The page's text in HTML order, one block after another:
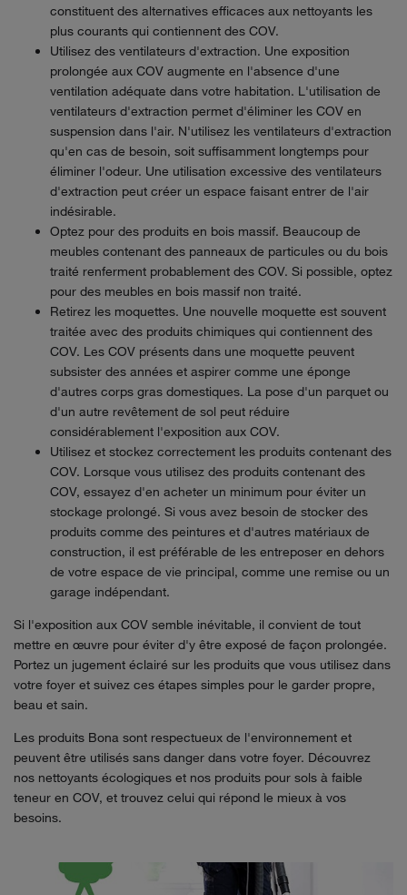
constituent des alternatives efficaces aux nettoyants les
plus courants qui contiennent des COV.
Utilisez des ventilateurs d'extraction. Une exposition
prolongée aux COV augmente en l'absence d'une
ventilation adéquate dans votre habitation. L'utilisation de
ventilateurs d'extraction permet d'éliminer les COV en
suspension dans l'air. N'utilisez les ventilateurs d'extraction
qu'en cas de besoin, soit suffisamment longtemps pour
éliminer l'odeur. Une utilisation excessive des ventilateurs
d'extraction peut créer un espace faisant entrer de l'air
indésirable.
Optez pour des produits en bois massif. Beaucoup de
meubles contenant des panneaux de particules ou du bois
traité renferment probablement des COV. Si possible, optez
pour des meubles en bois massif non traité.
Retirez les moquettes. Une nouvelle moquette est souvent
traitée avec des produits chimiques qui contiennent des
COV. Les COV présents dans une moquette peuvent
subsister des années et aspirer comme une éponge
d'autres corps gras domestiques. La pose d'un parquet ou
d'un autre revêtement de sol peut réduire
considérablement l'exposition aux COV.
Utilisez et stockez correctement les produits contenant des
COV. Lorsque vous utilisez des produits contenant des
COV, essayez d'en acheter un minimum pour éviter un
stockage prolongé. Si vous avez besoin de stocker des
produits comme des peintures et d'autres matériaux de
construction, il est préférable de les entreposer en dehors
de votre espace de vie principal, comme une remise ou un
garage indépendant.
Si l'exposition aux COV semble inévitable, il convient de tout
mettre en œuvre pour éviter d'y être exposé de façon prolongée.
Portez un jugement éclairé sur les produits que vous utilisez dans
votre foyer et suivez ces étapes simples pour le garder propre,
beau et sain.
Les produits Bona sont respectueux de l'environnement et
peuvent être utilisés sans danger dans votre foyer. Découvrez
nos nettoyants écologiques et nos produits pour sols à faible
teneur en COV, et trouvez celui qui répond le mieux à vos
besoins.